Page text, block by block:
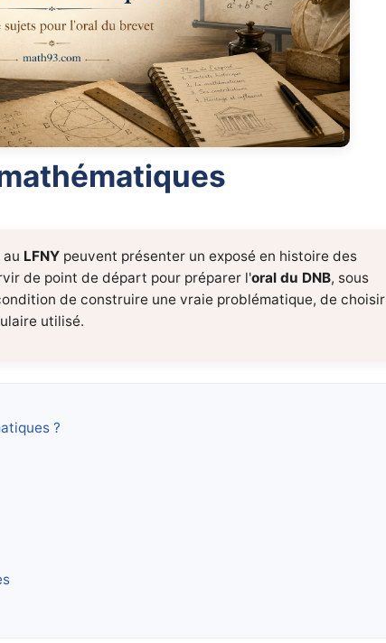
LFNY peuvent présenter un exposé en histoire des
de point de départ pour préparer l'oral du DNB, sous
de construire une vraie problématique, de choisir
utilisé.
?